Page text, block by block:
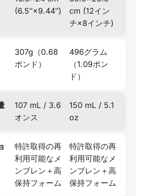
(6.5″×9.44″)
cm (12イン
チ×8インチ)
307g（0.68
ポンド）
496グラム
（1.09ポン
ド）
107 mL / 3.6
オンス
150 mL / 5.1
oz
特許取得の再
利用可能なメ
ンブレン＋高
保持フォーム
特許取得の再
利用可能なメ
ンブレン＋高
保持フォーム